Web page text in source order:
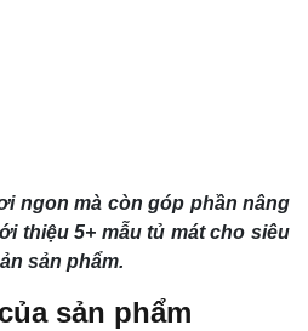
ngon mà còn góp phần nâng
thiệu 5+ mẫu tủ mát cho siêu
sản phẩm.
sản phẩm